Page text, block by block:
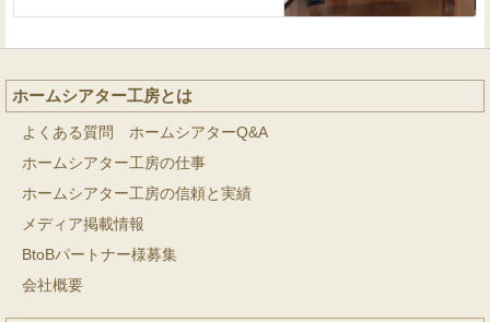
ホームシアター工房とは
よくある質問 ホームシアターQ&A
ホームシアター工房の仕事
ホームシアター工房の信頼と実績
メディア掲載情報
BtoBパートナー様募集
会社概要